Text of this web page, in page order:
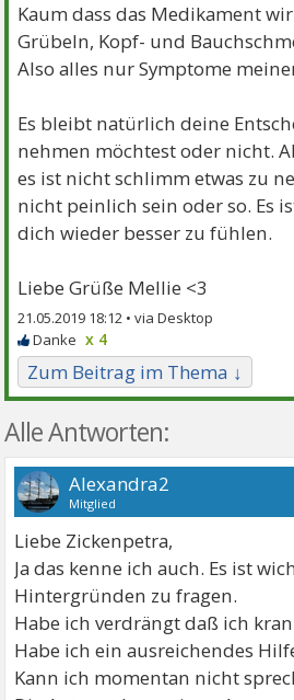
Kaum dass das Medikament
Grübeln, Kopf- und
Also alles nur Symptome
Es bleibt natürlich deine
nehmen möchtest oder nicht.
es ist nicht schlimm etwas zu
nicht peinlich sein oder so. Es
dich wieder besser zu fühlen.
Liebe Grüße Mellie <3
21.05.2019 18:12 •
x 4
Zum Beitrag im Thema ↓
Alle Antworten:
Alexandra2
Mitglied
Liebe Zickenpetra,
Ja das kenne ich auch. Es ist
Hintergründen zu fragen.
Habe ich verdrängt daß ich
Habe ich ein ausreichendes
Kann ich momentan nicht